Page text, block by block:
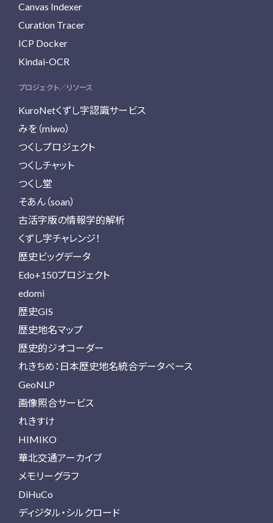
Canvas Indexer
Curation Tracer
ICP Docker
Kindai-OCR
プロジェクト／リソース
KuroNetくずし字認識サービス
みを（miwo）
つくしプロジェクト
つくしチャット
つくし堂
そあん（soan）
古活字版の情報学的解析
くずし字チャレンジ！
歴史ビッグデータ
Edo+150プロジェクト
edomi
歴史GIS
歴史地名マップ
歴史的ジオコーダー
れきちめ：日本歴史地名統合データベース
GeoNLP
画像照合サービス
れきすけ
HIMIKO
華北交通アーカイブ
メモリーグラフ
DiHuCo
ディジタル・シルクロード